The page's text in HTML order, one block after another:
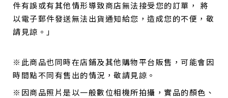
件有誤或有其他情形導致商店無法接受您的訂單， 將
以電子郵件發送無法出貨通知給您，造成您的不便，敬
請見諒。」
※此商品也同時在店鋪及其他購物平台販售，可能會因
時間點不同有售出的情況，敬請見諒。
※因商品照片是以一般數位相機所拍攝，實品的顏色、